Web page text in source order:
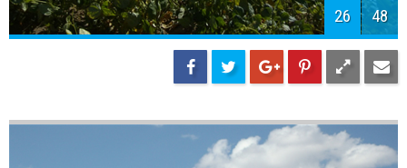
28 48